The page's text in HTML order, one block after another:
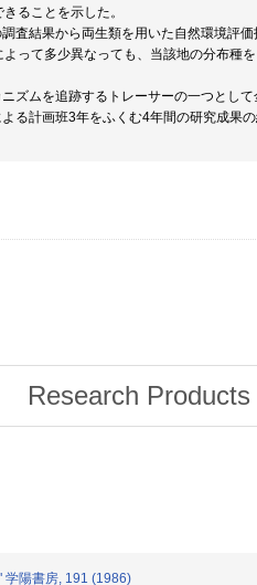
ることを示した。
査結果から両生類を用いた自然環境評
って多少異なっても、当該地の分布種
ズムを追跡するトレーサーの一つとし
る計画班3年をふくむ4年間の研究成果の
Research Products
学陽書房, 191 (1986)